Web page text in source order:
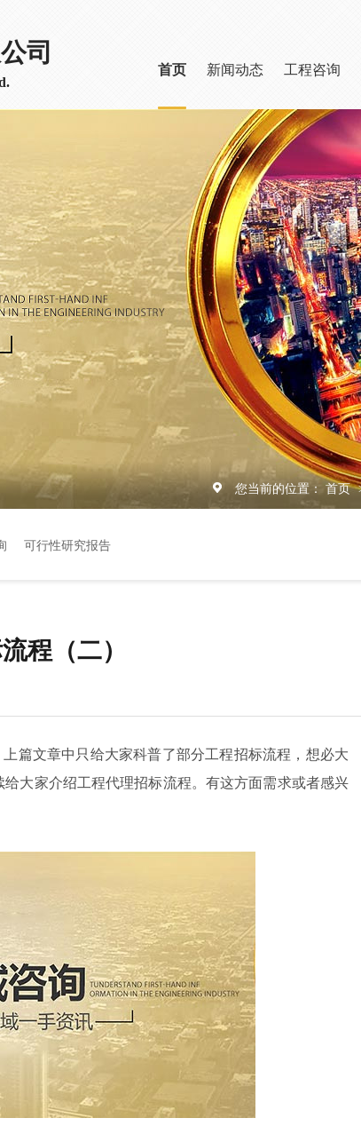
司
首页 新闻动态 工程咨询
您当前的位置： 首页
可行性研究报告
程（二）
篇文章中只给大家科普了部分工程招标流程，想必大
给大家介绍工程代理招标流程。有这方面需求或者感兴